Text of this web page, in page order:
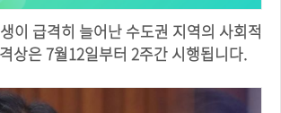
상은 7월12일부터 2주간 시행됩니다.